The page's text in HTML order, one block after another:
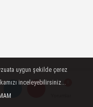
uygun şekilde çerez
inceleyebilirsiniz...